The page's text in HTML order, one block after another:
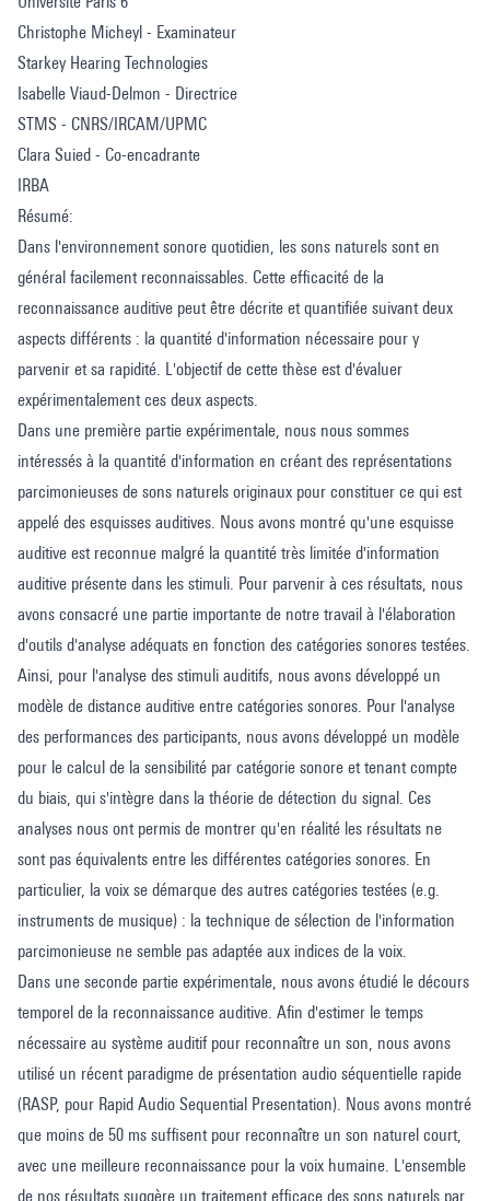
Christophe Micheyl - Examinateur
Starkey Hearing Technologies
Isabelle Viaud-Delmon - Directrice
STMS - CNRS/IRCAM/UPMC
Clara Suied - Co-encadrante
IRBA
Résumé:
Dans l'environnement sonore quotidien, les sons naturels sont en
général facilement reconnaissables. Cette efficacité de la
reconnaissance auditive peut être décrite et quantifiée suivant deux
aspects différents : la quantité d'information nécessaire pour y
parvenir et sa rapidité. L'objectif de cette thèse est d'évaluer
expérimentalement ces deux aspects.
Dans une première partie expérimentale, nous nous sommes
intéressés à la quantité d'information en créant des représentations
parcimonieuses de sons naturels originaux pour constituer ce qui est
appelé des esquisses auditives. Nous avons montré qu'une esquisse
auditive est reconnue malgré la quantité très limitée d'information
auditive présente dans les stimuli. Pour parvenir à ces résultats, nous
avons consacré une partie importante de notre travail à l'élaboration
d'outils d'analyse adéquats en fonction des catégories sonores testées.
Ainsi, pour l'analyse des stimuli auditifs, nous avons développé un
modèle de distance auditive entre catégories sonores. Pour l'analyse
des performances des participants, nous avons développé un modèle
pour le calcul de la sensibilité par catégorie sonore et tenant compte
du biais, qui s'intègre dans la théorie de détection du signal. Ces
analyses nous ont permis de montrer qu'en réalité les résultats ne
sont pas équivalents entre les différentes catégories sonores. En
particulier, la voix se démarque des autres catégories testées (e.g.
instruments de musique) : la technique de sélection de l'information
parcimonieuse ne semble pas adaptée aux indices de la voix.
Dans une seconde partie expérimentale, nous avons étudié le décours
temporel de la reconnaissance auditive. Afin d'estimer le temps
nécessaire au système auditif pour reconnaître un son, nous avons
utilisé un récent paradigme de présentation audio séquentielle rapide
(RASP, pour Rapid Audio Sequential Presentation). Nous avons montré
que moins de 50 ms suffisent pour reconnaître un son naturel court,
avec une meilleure reconnaissance pour la voix humaine. L'ensemble
de nos résultats suggère un traitement efficace des sons naturels par